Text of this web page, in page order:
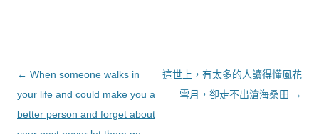
文章導覽
← When someone walks in
your life and could make you a
better person and forget about
這世上，有太多的人讀得懂風花
雪月，卻走不出滄海桑田 →